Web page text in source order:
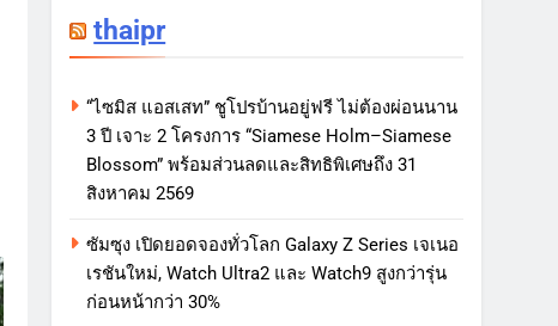
thaipr
“ไซมิส แอสเสท” ชูโปรบ้านอยู่ฟรี ไม่ต้องผ่อนนาน
3 ปี เจาะ 2 โครงการ “Siamese Holm–Siamese
Blossom” พร้อมส่วนลดและสิทธิพิเศษถึง 31
สิงหาคม 2569
ซัมซุง เปิดยอดจองทั่วโลก Galaxy Z Series เจเนอ
เรชันใหม่, Watch Ultra2 และ Watch9 สูงกว่ารุ่น
ก่อนหน้ากว่า 30%